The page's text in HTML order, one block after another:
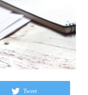
Tweet